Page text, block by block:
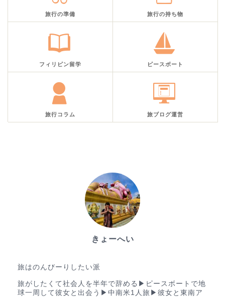
旅行の準備 旅行の持ち物
フィリピン留学 ピースボート
旅行コラム 旅ブログ運営
きょーへい
旅はのんびーりしたい派
旅がしたくて社会人を半年で辞める▶︎ピースボートで地
球一周して彼女と出会う▶︎中南米1人旅▶︎彼女と東南ア